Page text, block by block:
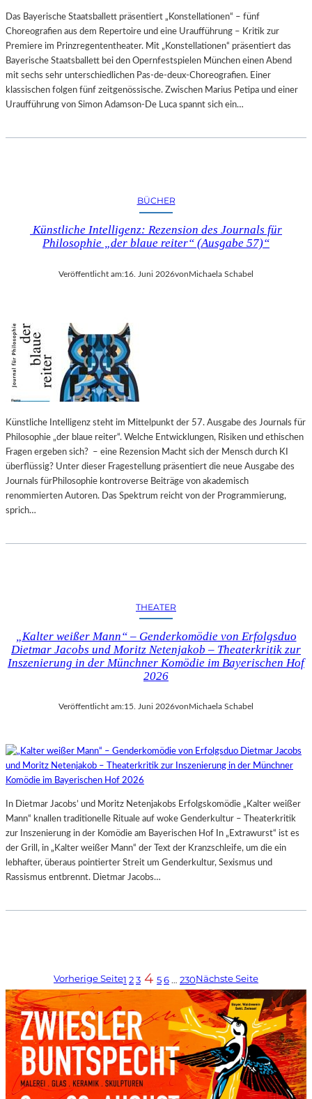
Das Bayerische Staatsballett präsentiert „Konstellationen“ – fünf
Choreografien aus dem Repertoire und eine Uraufführung – Kritik zur
Premiere im Prinzregententheater. Mit „Konstellationen“ präsentiert das
Bayerische Staatsballett bei den Opernfestspielen München einen Abend
mit sechs sehr unterschiedlichen Pas-de-deux-Choreografien. Einer
klassischen folgen fünf zeitgenössische. Zwischen Marius Petipa und einer
Uraufführung von Simon Adamson-De Luca spannt sich ein…
BÜCHER
Künstliche Intelligenz: Rezension des Journals für
Philosophie „der blaue reiter“ (Ausgabe 57)“
Veröffentlicht am:16. Juni 2026vonMichaela Schabel
Künstliche Intelligenz steht im Mittelpunkt der 57. Ausgabe des Journals für
Philosophie „der blaue reiter“. Welche Entwicklungen, Risiken und ethischen
Fragen ergeben sich? – eine Rezension Macht sich der Mensch durch KI
überflüssig? Unter dieser Fragestellung präsentiert die neue Ausgabe des
Journals fürPhilosophie kontroverse Beiträge von akademisch
renommierten Autoren. Das Spektrum reicht von der Programmierung,
sprich…
THEATER
„Kalter weißer Mann“ – Genderkomödie von Erfolgsduo
Dietmar Jacobs und Moritz Netenjakob – Theaterkritik zur
Inszenierung in der Münchner Komödie im Bayerischen Hof
2026
Veröffentlicht am:15. Juni 2026vonMichaela Schabel
In Dietmar Jacobs’ und Moritz Netenjakobs Erfolgskomödie „Kalter weißer
Mann“ knallen traditionelle Rituale auf woke Genderkultur – Theaterkritik
zur Inszenierung in der Komödie am Bayerischen Hof In „Extrawurst“ ist es
der Grill, in „Kalter weißer Mann“ der Text der Kranzschleife, um die ein
lebhafter, überaus pointierter Streit um Genderkultur, Sexismus und
Rassismus entbrennt. Dietmar Jacobs…
Vorherige Seite1 23 4 56… 230Nächste Seite